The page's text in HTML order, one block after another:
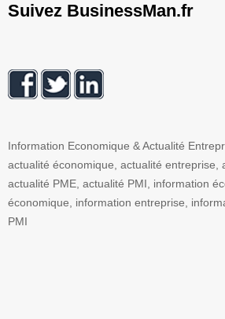
Suivez BusinessMan.fr
Information Economique & Actualité
actualité économique, actualité entreprise,
actualité PME, actualité PMI, information
économique, information entreprise,
PMI